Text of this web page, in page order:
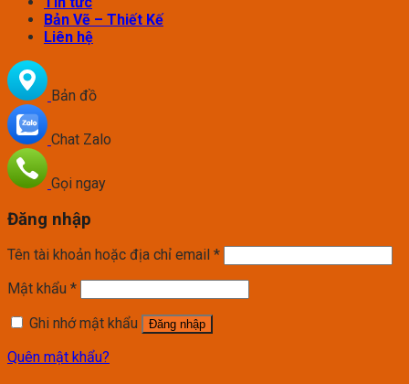
Bản Vẽ – Thiết Kế
Liên hệ
Bản đồ
Chat Zalo
Gọi ngay
Đăng nhập
Tên tài khoản hoặc địa chỉ email *
Mật khẩu *
Ghi nhớ mật khẩu
Đăng nhập
Quên mật khẩu?